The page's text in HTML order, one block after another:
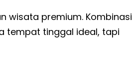
wisata premium. Kombinasi
tempat tinggal ideal, tapi